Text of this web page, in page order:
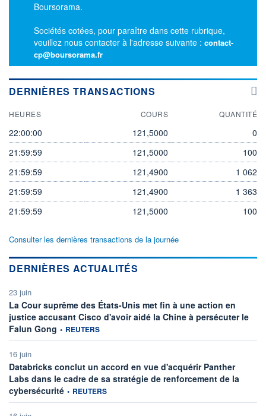
Boursorama.
Sociétés cotées, pour paraître dans cette rubrique,
veuillez nous contacter à l'adresse suivante : contact-
cp@boursorama.fr
DERNIÈRES TRANSACTIONS
HEURES COURS QUANTITÉ
22:00:00 121,5000
0
21:59:59
121,5000
100
21:59:59
121,4900
1 062
21:59:59
121,4900
1 363
21:59:59
121,5000 100
Consulter les dernières transactions de la journée
DERNIÈRES ACTUALITÉS
23 juin
La Cour suprême des États-Unis met fin à une action en
justice accusant Cisco d'avoir aidé la Chine à persécuter le
Falun Gong information fournie par
• REUTERS
16 juin
Databricks conclut un accord en vue d'acquérir Panther
Labs dans le cadre de sa stratégie de renforcement de la
cybersécurité information fournie par
• REUTERS